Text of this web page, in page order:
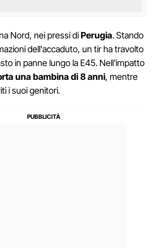
Nord, nei pressi diPerugia. Stando
dell'accaduto, un tir ha travolto
in panne lungo la E45. Nell'impatto
una bambina di 8 anni, mentre
i suoi genitori.